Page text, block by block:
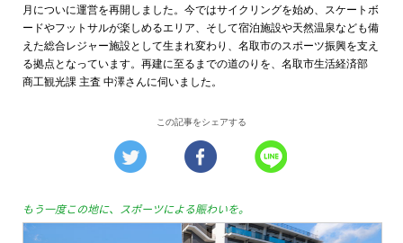
月についに運営を再開しました。今ではサイクリングを始め、スケートボ
ードやフットサルが楽しめるエリア、そして宿泊施設や天然温泉なども備
えた総合レジャー施設として生まれ変わり、名取市のスポーツ振興を支え
る拠点となっています。再建に至るまでの道のりを、名取市生活経済部
商工観光課 主査 中澤さんに伺いました。
この記事をシェアする
もう一度この地に、スポーツによる賑わいを。